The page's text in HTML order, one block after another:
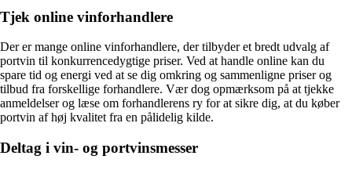
Tjek online vinforhandlere
Der er mange online vinforhandlere, der tilbyder et bredt udvalg af
portvin til konkurrencedygtige priser. Ved at handle online kan du
spare tid og energi ved at se dig omkring og sammenligne priser og
tilbud fra forskellige forhandlere. Vær dog opmærksom på at tjekke
anmeldelser og læse om forhandlerens ry for at sikre dig, at du køber
portvin af høj kvalitet fra en pålidelig kilde.
Deltag i vin- og portvinsmesser